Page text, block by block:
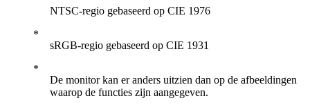
NTSC-regio gebaseerd op CIE 1976
sRGB-regio gebaseerd op CIE 1931
De monitor kan er anders uitzien dan op de afbeeldingen
waarop de functies zijn aangegeven.